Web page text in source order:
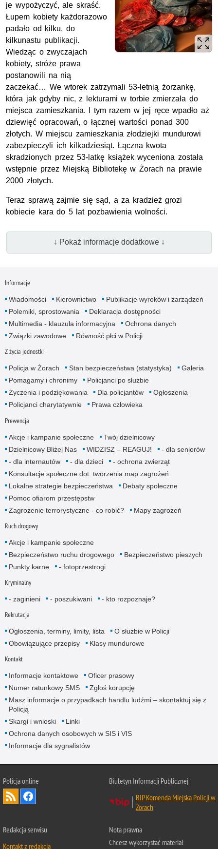
je wypożyczyć, ale skraść.
Łupem kobiety każdorazowo
padało od kilku, do
kilkunastu publikacji.
Wiedząc o zwyczajach
kobiety, stróże prawa
postanowili na nią
zaczekać… We wtorek zatrzymali 53-letnią żorzankę,
która jak gdyby nic, z lekturami w torbie zmierzała do
miejsca zamieszkania. I tym razem w jej ręce wpadło aż
dziewięć opracowań, o łącznej wartości ponad 300
złotych. W miejscu zamieszkania złodziejki mundurowi
zabezpieczyli ich kilkadziesiąt. Łączna kwota
skradzionych przez 53-latkę książek wyceniona została
wstępnie przez Miejską Bibliotekę w Żorach na prawie
2000 złotych.
Teraz sprawą zajmie się sąd, a za kradzież grozi
kobiecie kara do 5 lat pozbawienia wolności.
↓ Pokaż informacje dodatkowe ↓
Informacje
Wiadomości Kierownictwo
Publikacje wyroków i zarządzeń
Polemiki, sprostowania
Deklaracja dostępności
Multimedia - klauzula informacyjna
Ochrona danych
Związki zawodowe
Równość płci w Policji
Z życia jednostki
Policja w Żorach Stan bezpieczeństwa (statystyka)
Galeria
Pomagamy i chronimy
Policjanci po służbie
Życzenia i podziękowania
Dla policjantów
Ogłoszenia
Policjanci charytatywnie
Prawa człowieka
Prewencja
Akcje i kampanie społeczne
Twój dzielnicowy
Dzielnicowy Bliżej Nas
WIDZISZ – REAGUJ!
- dla senio­rów
- dla internautów
- dla dzieci
- ochrona zwierząt
Konsultacje społeczne dot. tworzenia map zagrożeń
Lokalne strategie bezpieczeństwa
Debaty społeczne
Pomoc ofiarom przestępstw
Zagrożenie terrorystyczne - co robić?
Mapy zagrożeń
Ruch drogowy
Akcje i kampanie społeczne
Bezpieczeństwo ruchu drogowego
Bezpieczeństwo pieszych
Punkty karne
- fotoprzestrogi
Kryminalny
- zaginieni - poszukiwani - kto rozpoznaje?
Rekrutacja
Ogłoszenia, terminy, limity, lista
O służbie w Policji
Obowiązujące przepisy
Klasy mundurowe
Kontakt
Informacje kontaktowe
Oficer prasowy
Numer ratunkowy SMS
Zgłoś korupcję
Masz informacje o przypadkach handlu ludźmi – skontaktuj się z
Policją
Skargi i wnioski
Linki
Ochrona danych osobowych w SIS i VIS
Informacje dla sygnalistów
Policja online
Biuletyn Informacji Publicznej
BIP Komenda Miejska Policji w
Żorach
Redakcja serwisu
Kontakt z redakcją
Nota prawna
Chcesz wykorzystać materiał